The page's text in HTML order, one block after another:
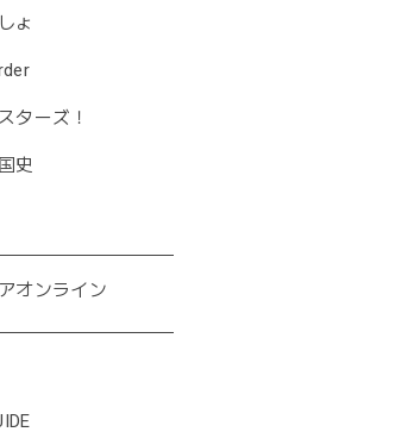
ょ
ターズ！
史
オンライン